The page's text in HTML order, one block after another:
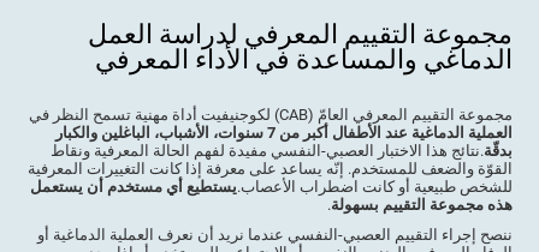
مجموعة التقييم المعرفي لدراسة العمل
الدماغي والمساعدة في الأداء المعرفي
مجموعة التقييم المعرفي العامّ (CAB) لكوجنيفيت أداة مهنية تسمح النظر في
العملية الدماغية عند الأطفال أكبر من 7 سنوات، الأشباب، الباغلين والكبار
بدقّة.نتائج هذا الاختبار العصبي-النفسي مفيدة لفهم الحالة المعرفية ونقاط
القوّة والضعف للمستخدم. إنّه يساعد على معرفة إذا كانت التغييرات المعرفية
للشخص طبيعية أو كانت اضطراب الأعصاب.يستطيع أي مستخدم أن يستعمل
هذه مجموعة التقييم بسهولة.
ننصح إجراء التقييم العصبي-النفسي عندما نريد أن نعرف العملية الدماغية أو